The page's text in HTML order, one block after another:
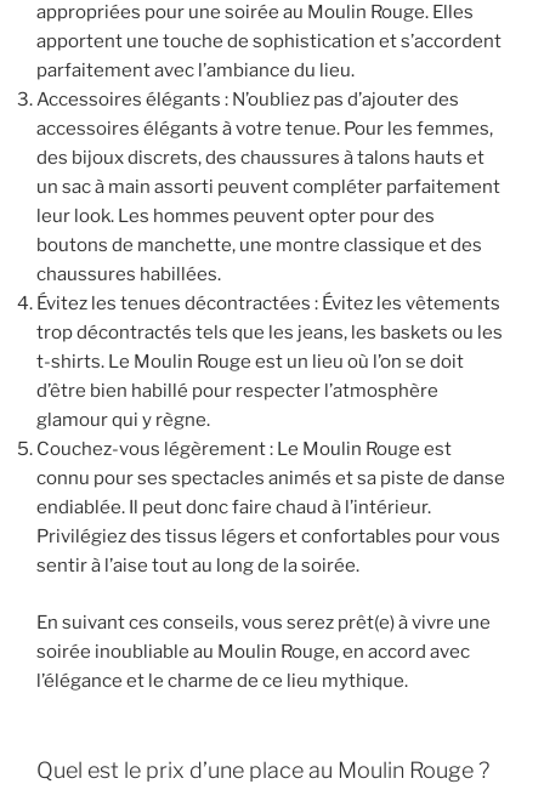
appropriées pour une soirée au Moulin Rouge. Elles
apportent une touche de sophistication et s’accordent
parfaitement avec l’ambiance du lieu.
Accessoires élégants : N’oubliez pas d’ajouter des
accessoires élégants à votre tenue. Pour les femmes,
des bijoux discrets, des chaussures à talons hauts et
un sac à main assorti peuvent compléter parfaitement
leur look. Les hommes peuvent opter pour des
boutons de manchette, une montre classique et des
chaussures habillées.
Évitez les tenues décontractées : Évitez les vêtements
trop décontractés tels que les jeans, les baskets ou les
t-shirts. Le Moulin Rouge est un lieu où l’on se doit
d’être bien habillé pour respecter l’atmosphère
glamour qui y règne.
Couchez-vous légèrement : Le Moulin Rouge est
connu pour ses spectacles animés et sa piste de danse
endiablée. Il peut donc faire chaud à l’intérieur.
Privilégiez des tissus légers et confortables pour vous
sentir à l’aise tout au long de la soirée.
En suivant ces conseils, vous serez prêt(e) à vivre une
soirée inoubliable au Moulin Rouge, en accord avec
l’élégance et le charme de ce lieu mythique.
Quel est le prix d’une place au Moulin Rouge ?